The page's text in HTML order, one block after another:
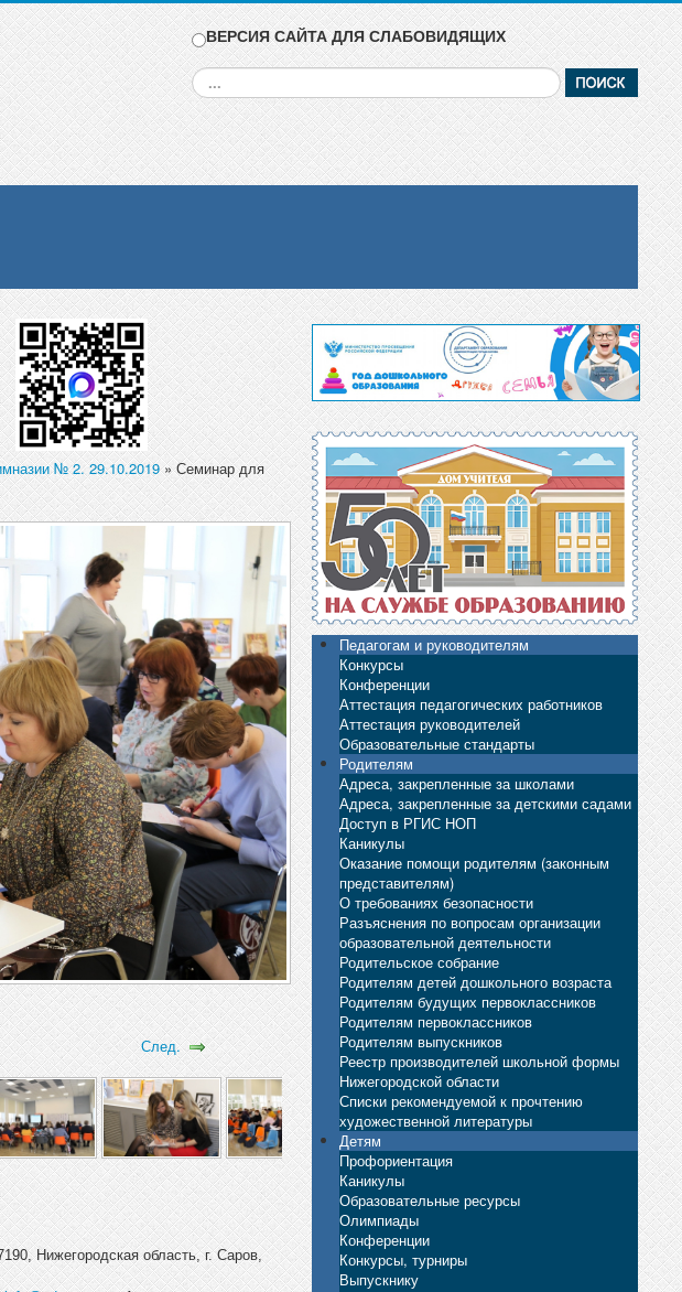
ВЕРСИЯ САЙТА ДЛЯ СЛАБОВИДЯЩИХ
Искать...
№ 2. 29.10.2019» Семинар для
След.
Нижегородская область, г. Саров,
Педагогам и руководителям
Конкурсы
Конференции
Аттестация педагогических работников
Аттестация руководителей
Образовательные стандарты
Родителям
Адреса, закрепленные за школами
Адреса, закрепленные за детскими садами
Доступ в РГИС НОП
Каникулы
Оказание помощи родителям (законным
представителям)
О требованиях безопасности
Разъяснения по вопросам организации
образовательной деятельности
Родительское собрание
Родителям детей дошкольного возраста
Родителям будущих первоклассников
Родителям первоклассников
Родителям выпускников
Реестр производителей школьной формы
Нижегородской области
Списки рекомендуемой к прочтению
художественной литературы
Детям
Профориентация
Каникулы
Образовательные ресурсы
Олимпиады
Конференции
Конкурсы, турниры
Выпускнику